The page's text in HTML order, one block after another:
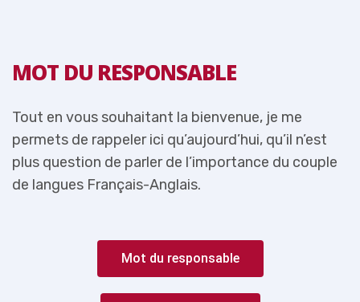
MOT DU RESPONSABLE
Tout en vous souhaitant la bienvenue, je me
permets de rappeler ici qu’aujourd’hui, qu’il n’est
plus question de parler de l’importance du couple
de langues Français-Anglais.
Mot du responsable